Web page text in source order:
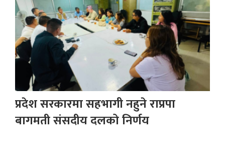
प्रदेश सरकारमा सहभागी नहुने राप्रपा
बागमती संसदीय दलको निर्णय